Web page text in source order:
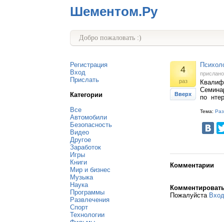
Шементом.Ру
Добро пожаловать :)
Регистрация
Вход
Прислать
Категории
Все
Автомобили
Безопасность
Видео
Другое
Заработок
Игры
Книги
Мир и бизнес
Музыка
Наука
Программы
Развлечения
Спорт
Технологии
4
раз
Вверх
по
Тема:
Комментарии
Пожалуйста Вход